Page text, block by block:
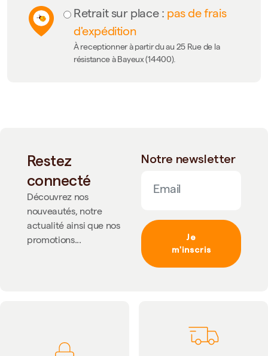
Retrait sur place : pas de frais
d'expédition
À receptionner à partir du au 25 Rue de la
résistance à Bayeux (14400).
Restez
connecté
Découvrez nos
nouveautés, notre
actualité ainsi que nos
promotions...
Notre newsletter
Je
m'inscris